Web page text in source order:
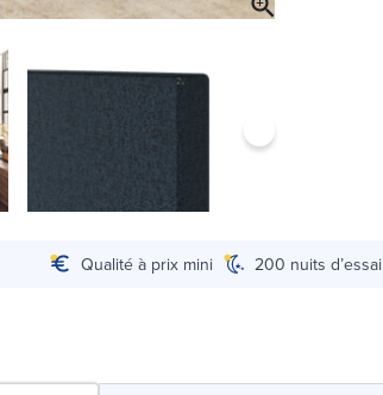
Qualité à prix mini 200 nuits d’essai